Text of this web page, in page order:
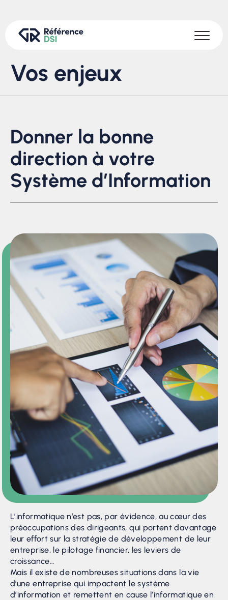
Vos enjeux
Donner la bonne
direction à votre
Système d’Information
L’informatique n’est pas, par évidence, au cœur des
préoccupations des dirigeants, qui portent davantage
leur effort sur la stratégie de développement de leur
entreprise, le pilotage financier, les leviers de
croissance…
Mais il existe de nombreuses situations dans la vie
d’une entreprise qui impactent le système
d’information et remettent en cause l’informatique en